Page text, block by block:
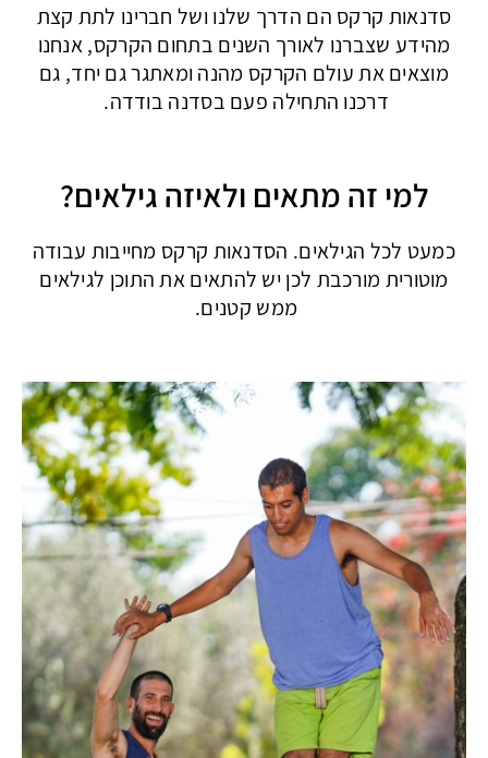
סדנאות קרקס הם הדרך שלנו ושל חברינו לתת קצת
מהידע שצברנו לאורך השנים בתחום הקרקס, אנחנו
מוצאים את עולם הקרקס מהנה ומאתגר גם יחד, גם
דרכנו התחילה פעם בסדנה בודדה. ​
למי זה מתאים ולאיזה גילאים?
כמעט לכל הגילאים. הסדנאות קרקס מחייבות עבודה
מוטורית מורכבת לכן יש להתאים את התוכן לגילאים
ממש קטנים.